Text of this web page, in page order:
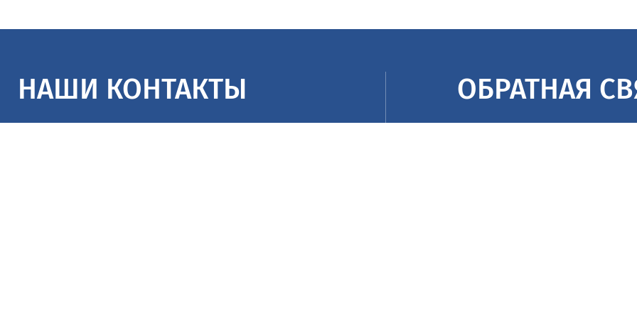
НАШИ КОНТАКТЫ ОБРАТНАЯ